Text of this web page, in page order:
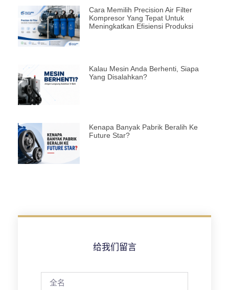
Cara Memilih Precision Air Filter
Kompresor Yang Tepat Untuk
Meningkatkan Efisiensi Produksi
Kalau Mesin Anda Berhenti, Siapa
Yang Disalahkan?
Kenapa Banyak Pabrik Beralih Ke
Future Star?
给我们留言